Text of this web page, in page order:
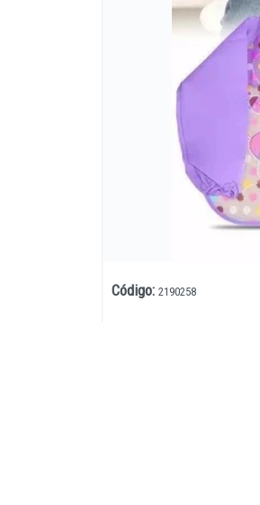
Código: 2190258
Lista vacía